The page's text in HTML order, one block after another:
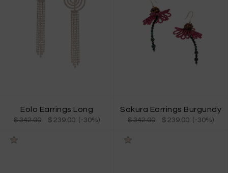
Eolo Earrings Long
$ 342.00 $ 239.00 (-30%)
Sakura Earrings Burgundy
$ 342.00 $ 239.00 (-30%)